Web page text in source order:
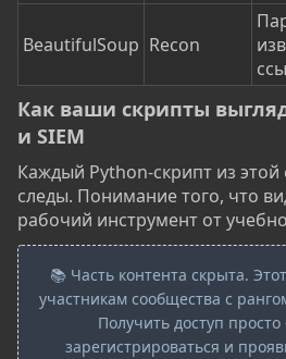
BeautifulSoup Recon
Как ваши скрипты
и SIEM​
Каждый Python-скрипт из этой
следы. Понимание того, что
рабочий инструмент от
📚 Часть контента скрыта.
участникам сообщества с
Получить доступ
зарегистрироваться и